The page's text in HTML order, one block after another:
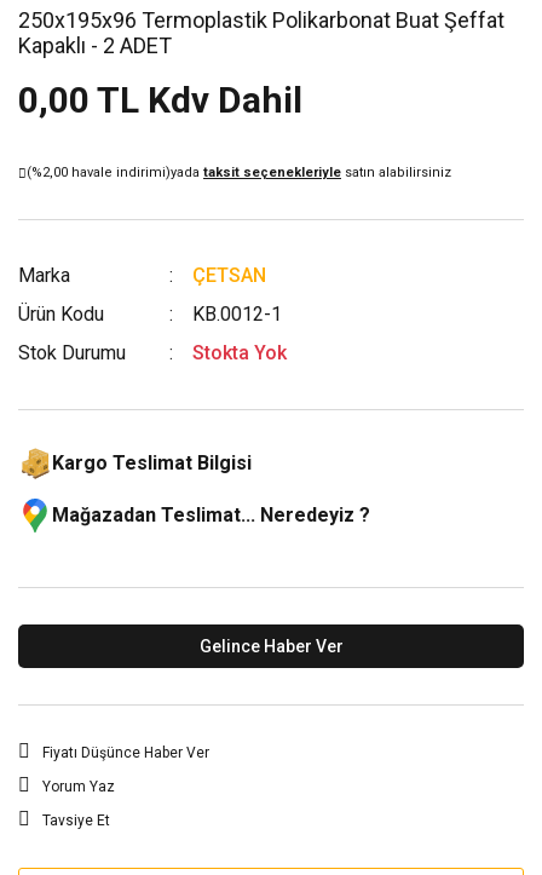
250x195x96 Termoplastik Polikarbonat Buat Şeffat
Kapaklı - 2 ADET
0,00 TL Kdv Dahil
(%2,00 havale indirimi)yada taksit seçenekleriyle satın alabilirsiniz
Marka
ÇETSAN
Ürün Kodu
KB.0012-1
Stok Durumu
Stokta Yok
Kargo Teslimat Bilgisi
Mağazadan Teslimat... Neredeyiz ?
Gelince Haber Ver
Fiyatı Düşünce Haber Ver
Yorum Yaz
Tavsiye Et